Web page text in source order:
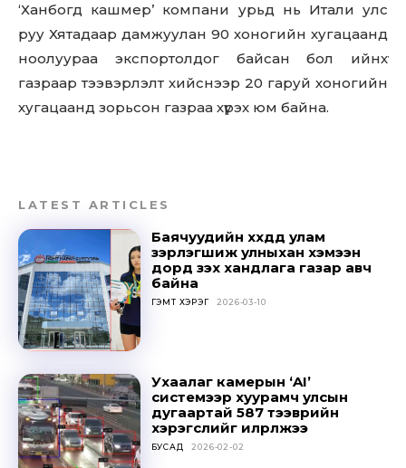
Sing up for our newsletter
to stay in the loop.
‘Ханбогд кашмер’ компани урьд нь Итали улс
руу Хятадаар дамжуулан 90 хоногийн хугацаанд
ноолуураа экспортолдог байсан бол ийнхүү
газраар тээвэрлэлт хийснээр 20 гаруй хоногийн
хугацаанд зорьсон газраа хүрэх юм байна.
LATEST ARTICLES
Баячуудийн хүүхдүүд улам
зэрлэгшиж улныхан хэмээн
дорд үзэх хандлага газар авч
байна
ГЭМТ ХЭРЭГ 2026-03-10
Ухаалаг камерын ‘AI’
системээр хуурамч улсын
дугаартай 587 тээврийн
хэрэгслийг илрүүлжээ
БУСАД 2026-02-02